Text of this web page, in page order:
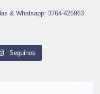
& Whatsapp: 3764-425963
Seguinos